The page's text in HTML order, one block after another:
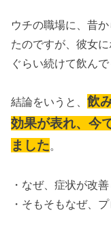
ウチの職場に、昔
たのですが、彼女
ぐらい続けて飲んで
結論をいうと、飲
効果が表れ、今
ました。
・なぜ、症状が改
・そもそもなぜ、